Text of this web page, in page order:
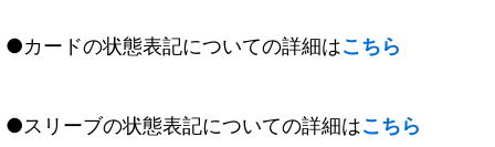
●カードの状態表記についての詳細はこちら
●スリーブの状態表記についての詳細はこちら